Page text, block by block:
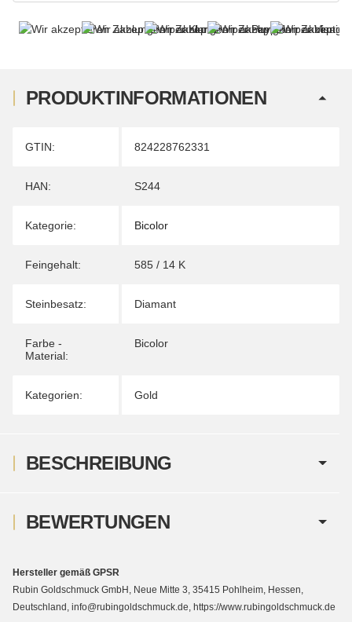
PRODUKTINFORMATIONEN
Produkteigenschaft
Wert
GTIN: 824228762331
HAN: S244
Kategorie: Bicolor
Feingehalt: 585 / 14 K
Steinbesatz: Diamant
Farbe -
Material:
Bicolor
Kategorien: Gold
BESCHREIBUNG
BEWERTUNGEN
Hersteller gemäß GPSR
Rubin Goldschmuck GmbH, Neue Mitte 3, 35415 Pohlheim, Hessen,
Deutschland, info@rubingoldschmuck.de, https://www.rubingoldschmuck.de